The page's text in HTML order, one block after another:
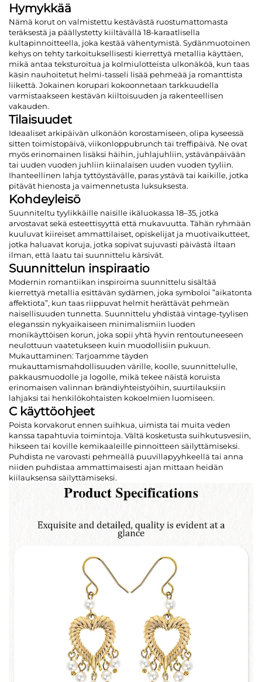
Hymykkää
Nämä korut on valmistettu kestävästä ruostumattomasta
teräksestä ja päällystetty kiiltävällä 18-karaatlisella
kultapinnoitteella, joka kestää vähentymistä. Sydänmuotoinen
kehys on tehty tarkoituksellisesti kierrettyä metallia käyttäen,
mikä antaa teksturoitua ja kolmiulotteista ulkonäköä, kun taas
käsin nauhoitetut helmi-tasseli lisää pehmeää ja romanttista
liikettä. Jokainen korupari kokoonnetaan tarkkuudella
varmistaakseen kestävän kiiltoisuuden ja rakenteellisen
vakauden.
Tilaisuudet
Ideaaliset arkipäivän ulkonäön korostamiseen, olipa kyseessä
sitten toimistopäivä, viikonloppubrunch tai treffipäivä. Ne ovat
myös erinomainen lisäksi häihin, juhlajuhliin, ystävänpäivään
tai uuden vuoden juhliin kiinalaisen uuden vuoden tyyliin.
Ihanteellinen lahja tyttöystävälle, paras ystävä tai kaikille, jotka
pitävät hienosta ja vaimennetusta luksuksesta.
Kohdeyleisö
Suunniteltu tyylikkäille naisille ikäluokassa 18–35, jotka
arvostavat sekä esteettisyyttä että mukavuutta. Tähän ryhmään
kuuluvat kiireiset ammattilaiset, opiskelijat ja muotivaikutteet,
jotka haluavat koruja, jotka sopivat sujuvasti päivästä iltaan
ilman, että laatu tai suunnittelu kärsivät.
Suunnittelun inspiraatio
Modernin romantiikan inspiroima suunnittelu sisältää
kierrettyä metallia esittävän sydämen, joka symboloi ”aikatonta
affektiota”, kun taas riippuvat helmit herättävät pehmeän
naisellisuuden tunnetta. Suunnittelu yhdistää vintage-tyylisen
eleganssin nykyaikaiseen minimalismiin luoden
monikäyttöisen korun, joka sopii yhtä hyvin rentoutuneeseen
neulottuun vaatetukseen kuin muodollisiin pukuun.
Mukauttaminen: Tarjoamme täyden
mukauttamismahdollisuuden värille, koolle, suunnittelulle,
pakkausmuodolle ja logolle, mikä tekee näistä koruista
erinomaisen valinnan brändiyhteistyöihin, suurtilauksiin
lahjaksi tai henkilökohtaisten kokoelmien luomiseen.
C käyttöohjeet
Poista korvakorut ennen suihkua, uimista tai muita veden
kanssa tapahtuvia toimintoja. Vältä kosketusta suihkutusvesiin,
hikseen tai koville kemikaaleille pinnoitteen säilyttämiseksi.
Puhdista ne varovasti pehmeällä puuvillapyyhkeellä tai anna
niiden puhdistaa ammattimaisesti ajan mittaan heidän
kiilauksensa säilyttämiseksi.